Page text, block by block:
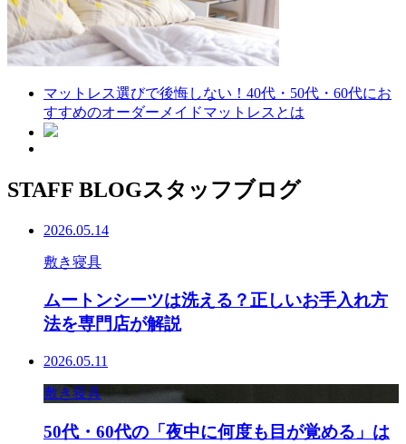
マットレス選びで後悔しない！40代・50代・60代にお
すすめのオーダーメイドマットレスとは
STAFF BLOGスタッフブログ
2026.05.14
敷き寝具
ムートンシーツは洗える？正しいお手入れ方
法を専門店が解説
2026.05.11
敷き寝具
50代・60代の「夜中に何度も目が覚める」は